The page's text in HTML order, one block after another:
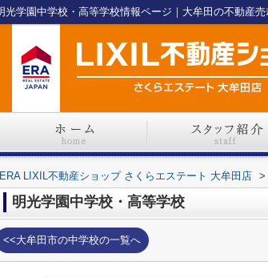
ERA LIXIL不動産ショップ さくらエステート 大牟田店 >
明光学園中学校・高等学校
<<大牟田市の中学校の一覧へ